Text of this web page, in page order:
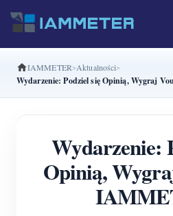
Produkty
(WEM2067)
Trójfazowy licznik
Trójfazowy licznik
IAMMETER Aktualności
Wydarzenie: Podziel się Opinią, Wygraj
Wydarzenie:
Opinią,